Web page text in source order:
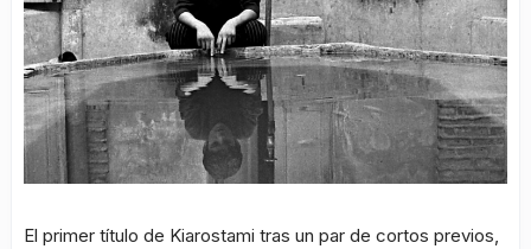
El primer título de Kiarostami tras un par de cortos previos,